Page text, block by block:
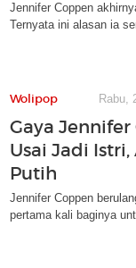
Jennifer Coppen
Ternyata ini alasan ia
Wolipop Rabu,
Gaya
Usai Jadi
Putih
Jennifer Coppen
pertama kali baginya